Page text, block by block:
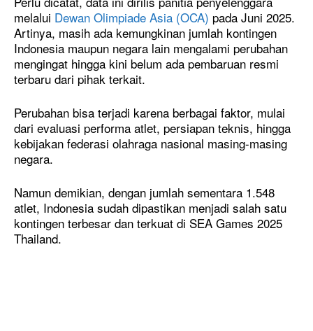
melalui Dewan Olimpiade Asia (OCA) pada Juni 2025.
Artinya, masih ada kemungkinan jumlah kontingen
Indonesia maupun negara lain mengalami perubahan
mengingat hingga kini belum ada pembaruan resmi
terbaru dari pihak terkait.
Perubahan bisa terjadi karena berbagai faktor, mulai
dari evaluasi performa atlet, persiapan teknis, hingga
kebijakan federasi olahraga nasional masing-masing
negara.
Namun demikian, dengan jumlah sementara 1.548
atlet, Indonesia sudah dipastikan menjadi salah satu
kontingen terbesar dan terkuat di SEA Games 2025
Thailand.